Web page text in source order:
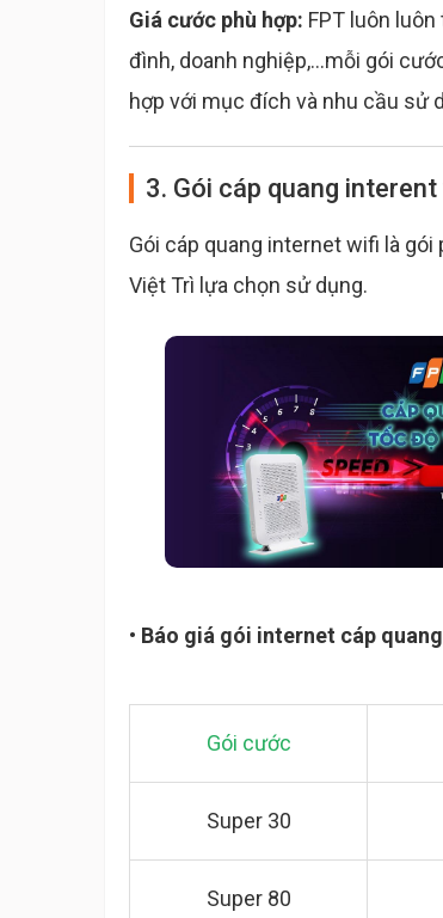
Giá cước phù hợp: FPT luôn
đình, doanh nghiệp,...mỗi gói
hợp với mục đích và nhu cầu sử
3. Gói cáp quang
Gói cáp quang internet wifi là
Việt Trì lựa chọn sử dụng.
• Báo giá gói internet cáp
Gói cước
Super 30
Super 80